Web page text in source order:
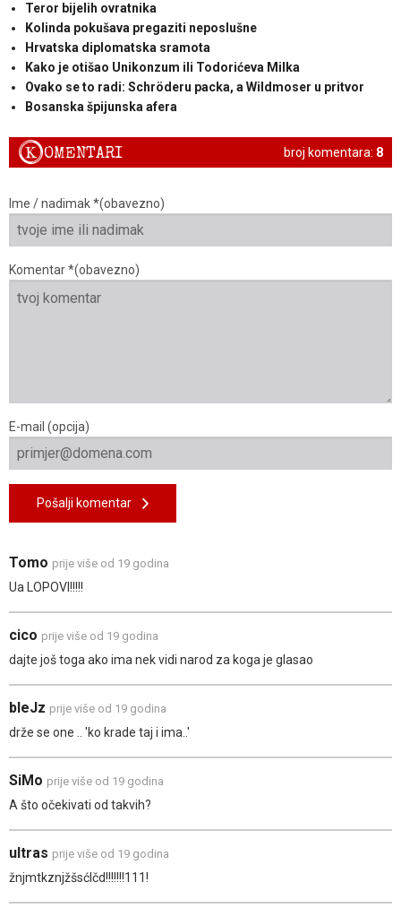
Teror bijelih ovratnika
Kolinda pokušava pregaziti neposlušne
Hrvatska diplomatska sramota
Kako je otišao Unikonzum ili Todorićeva Milka
Ovako se to radi: Schröderu packa, a Wildmoser u pritvor
Bosanska špijunska afera
broj komentara: 8
KOMENTARI
Ime / nadimak *(obavezno)
Komentar *(obavezno)
E-mail (opcija)
Pošalji komentar
Tomo prije više od 19 godina
Ua LOPOVI!!!!!
cico prije više od 19 godina
dajte još toga ako ima nek vidi narod za koga je glasao
bleJz prije više od 19 godina
drže se one .. 'ko krade taj i ima..'
SiMo prije više od 19 godina
A što očekivati od takvih?
ultras prije više od 19 godina
žnjmtkznjžšsćlčd!!!!!!!111!